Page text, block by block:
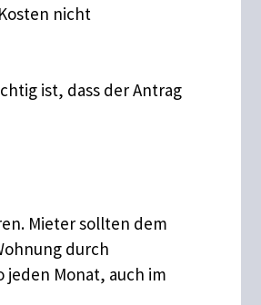
nicht
ist, dass der Antrag
Mieter sollten dem
durch
Monat, auch im